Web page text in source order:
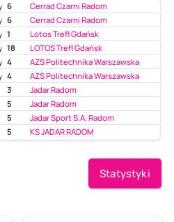
6 Cerrad Czarni Radom
6 Cerrad Czarni Radom
1 Lotos Trefl Gdańsk
18 LOTOS Trefl Gdańsk
4 AZS Politechnika Warszawska
4 AZS Politechnika Warszawska
3 Jadar Radom
5 Jadar Radom
5 Jadar Sport S.A. Radom
5 KS JADAR RADOM
Statystyki